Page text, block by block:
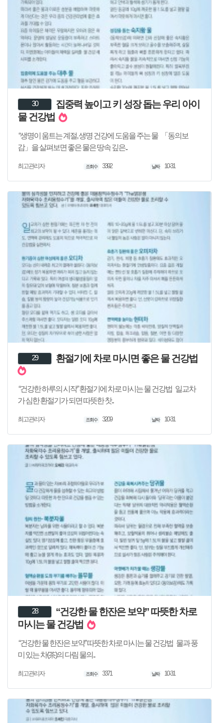
30
집중력 높이고 키 성장 돕는 우리 아이
물 건강법
“생명이 움트는 계절, 생명 건강에 도움을 주는 물 「동의보
감」을 살펴보면 좋은 물은 땅속 깊은..
최고관리자 조회수 3392 날짜 10-31
29 환절기에 차로 마시면 좋은 물 건강법
“건강한 하루의 시작” 환절기에 차로 마시는 물 건강법 일교차
가 심한 환절기가 되면 따뜻한 찻..
최고관리자 조회수 3209 날짜 10-31
28
“건강한 물 한잔은 보약” 따뜻한 차로
마시는 물 건강법
“건강한 물 한잔은 보약” 따뜻한 차로 마시는 물 건강법 물과 풍
미 있는 차(茶)의 다림 물의..
최고관리자 조회수 3371 날짜 10-31